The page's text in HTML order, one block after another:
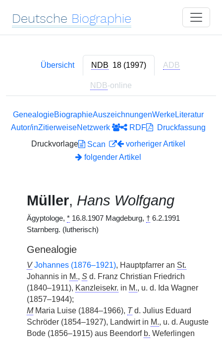
Deutsche Biographie
Übersicht NDB 18 (1997) ADB
NDB-online
GenealogieBiographieAuszeichnungenWerkeLiteratur
Autor/inZitierweiseNetzwerk RDF
Druckfassung
Druckvorlage
Scan
vorheriger Artikel
folgender Artikel
Müller, Hans Wolfgang
Ägyptologe, * 16.8.1907 Magdeburg, † 6.2.1991
Starnberg. (lutherisch)
Genealogie
V Johannes (1876–1921), Hauptpfarrer an St.
Johannis in M., S d. Franz Christian Friedrich
(1840–1911), Kanzleisekr. in M., u. d. Ida Wagner
(1857–1944);
MMaria Luise (1884–1966), Td. Julius Eduard
Schröder (1854–1927), Landwirt in M., u. d. Auguste
Bode (1856–1915) aus Beendorf b. Weferlingen